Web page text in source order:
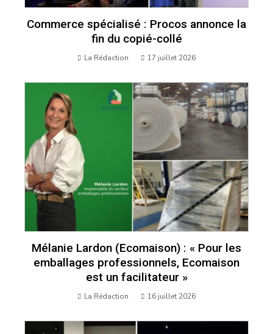
Commerce spécialisé : Procos annonce la
fin du copié-collé
La Rédaction 17 juillet 2026
Mélanie Lardon (Ecomaison) : « Pour les
emballages professionnels, Ecomaison
est un facilitateur »
La Rédaction 16 juillet 2026